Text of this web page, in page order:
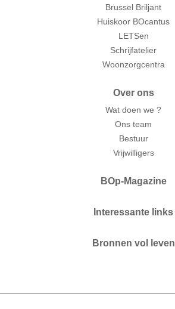
Brussel Briljant
Huiskoor BOcantus
LETSen
Schrijfatelier
Woonzorgcentra
Over ons
Wat doen we ?
Ons team
Bestuur
Vrijwilligers
BOp-Magazine
Interessante links
Bronnen vol leven